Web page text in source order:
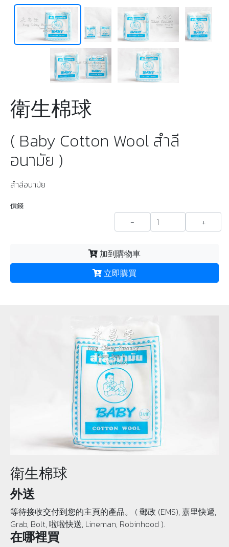
衛生棉球
( Baby Cotton Wool สำลี
อนามัย )
สำลีอนามัย
價錢
- +
加到購物車
立即購買
衛生棉球
外送
等待接收交付到您的主頁的產品。 ( 郵政 (EMS), 嘉里快遞,
Grab, Bolt, 啦啦快送, Lineman, Robinhood ).
在哪裡買